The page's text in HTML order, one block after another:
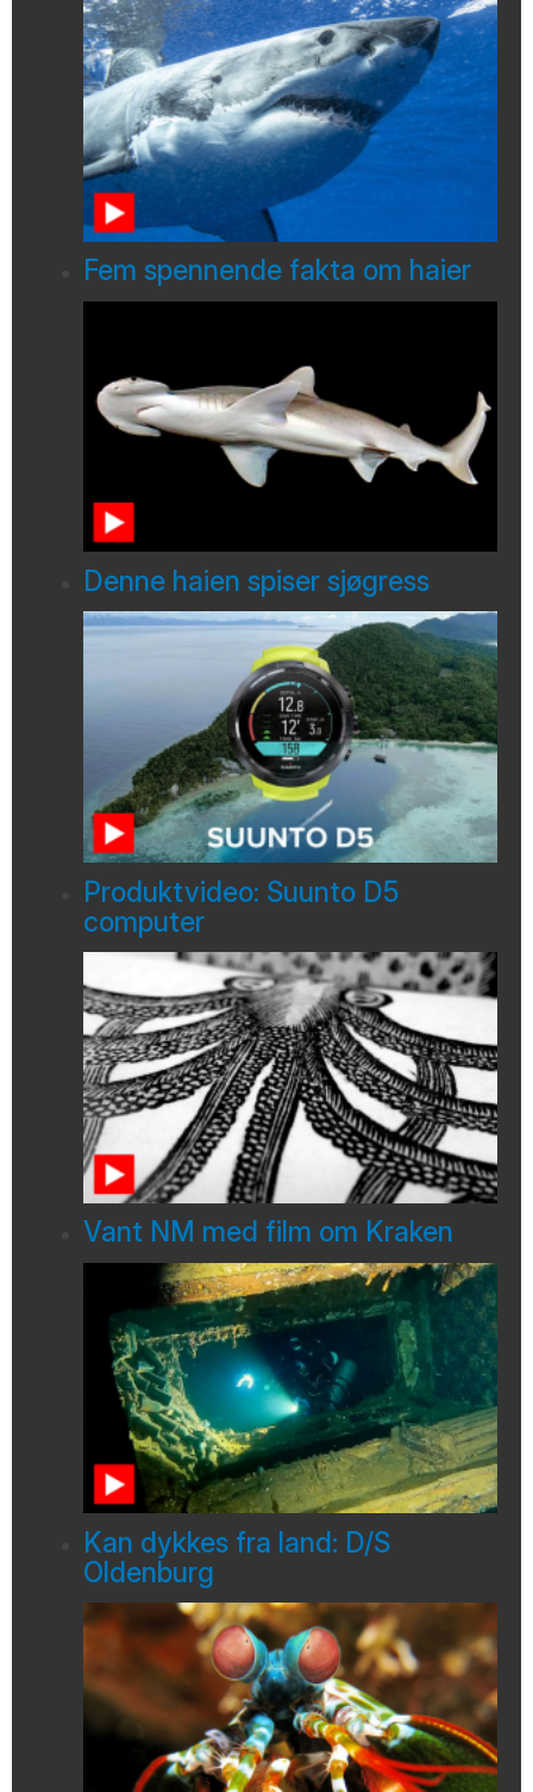
Fem spennende fakta om haier
Denne haien spiser sjøgress
Produktvideo: Suunto D5
computer
Vant NM med film om Kraken
Kan dykkes fra land: D/S
Oldenburg